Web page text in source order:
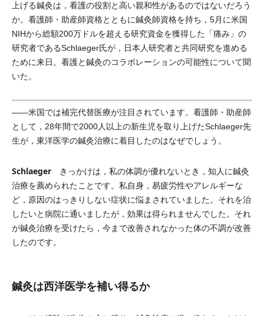
上げる鍼灸は，看護の役割と高い親和性があるのではないだろう
か。看護師・助産師資格とともに鍼灸師資格を持ち，5月に米国
NIHから総額200万ドルを超える研究資金を獲得した「痛み」の
研究者であるSchlaeger氏が，日本人研究者と共同研究を進める
ために来日。看護と鍼灸のコラボレーションの可能性について聞
いた。
――米国では補完代替医療が注目されています。看護師・助産師
として，28年間で2000人以上の新生児を取り上げたSchlaeger先
生が，東洋医学の鍼灸治療に着目したのはなぜでしょう。
Schlaeger きっかけは，私の体調が優れないとき，知人に鍼灸
治療を薦められたことです。私自身，易疲労性やアレルギーな
ど，原因のはっきりしない症状に悩まされていました。それを治
したいと病院に通いましたが，効果は得られませんでした。それ
が鍼灸治療を受けたら，今まで改善されなかった体の不調が改善
したのです。
鍼灸は西洋医学を補い得るか